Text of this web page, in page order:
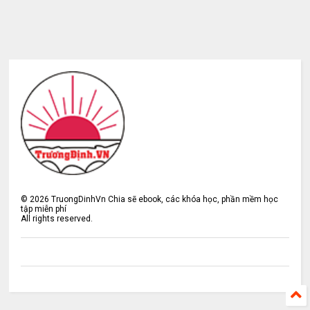
©2026 TruongDinhVn Chia sẽ ebook, các khóa học, phần mềm học
tập miễn phí
All rights reserved.